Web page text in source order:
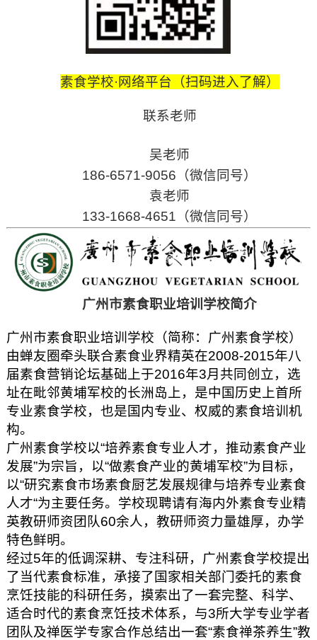
素食学校·网络平台（扫码进入了解）
联系老师
吴老师
186-6571-9056（微信同号）
袁老师
133-1668-4651（微信同号）
广州市素食职业培训学校简介
广州市素食职业培训学校（简称：广州素食学校）
由蝉友圈牵头联合素食业界精英在2008-2015年八
届素食营销论坛基础上于2016年3月共同创立，选
址在毗邻黄埔军校的长洲岛上，是中国历史上首所
专业素食学校，也是国内专业、权威的素食培训机
构。
广州素食学校以“培养素食专业人才，推动素食产业
发展”为宗旨，以“做素食产业的黄埔军校”为目标，
以“研究素食市场素食厨艺发展规律与培养专业素食
人才“为主要任务。学校现聘请有海内外素食专业精
英教研师资团队60余人，教研师资力量雄厚，办学
特色鲜明。
经过5年的低调深耕、专注科研，广州素食学校提出
了当代素食标准，承接了国家相关部门委托的素食
烹饪技能的科研任务，摸索出了一套完整、科学、
适合时代的素食烹饪技术体系，与3所大学专业学者
团队及禅医学专家合作总结出一套“素食禅茶养生”教